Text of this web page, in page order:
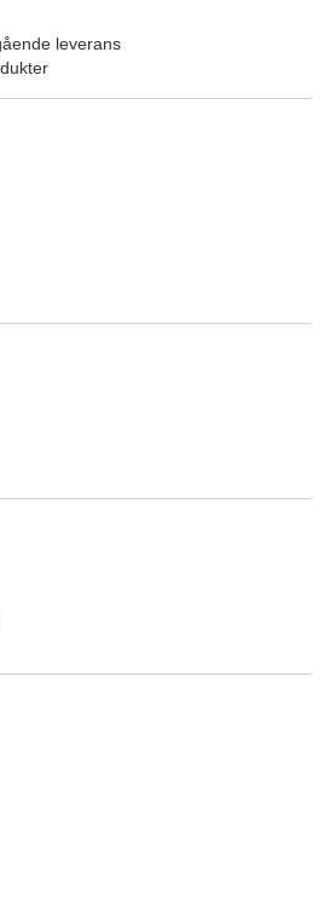
leverans